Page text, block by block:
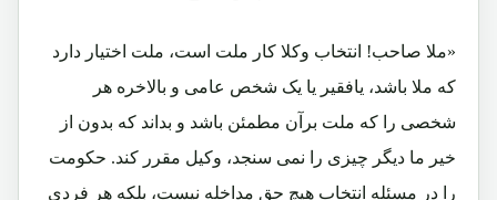
«ملا صاحب! انتخاب وکلا کار ملت است، ملت اختیار دارد
که ملا باشد، یافقیر یا یک شخص عامی و بالاخره هر
شخصی را که ملت برآن مطمئن باشد و بداند که بدون از
خیر ما دیگر چیزی را نمی سنجد، وکیل مقرر کند. حکومت
را در مسئله انتخاب هیچ حق مداخله نیست، بلکه هر فردی